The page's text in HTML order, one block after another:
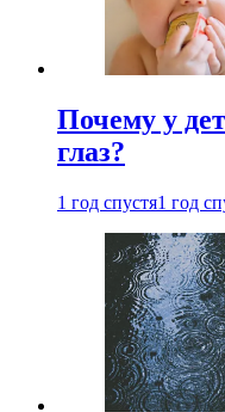
Почему у
глаз?
1 год спустя1 год